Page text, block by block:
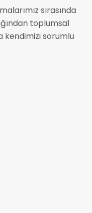
sırasında
toplumsal
kendimizi sorumlu